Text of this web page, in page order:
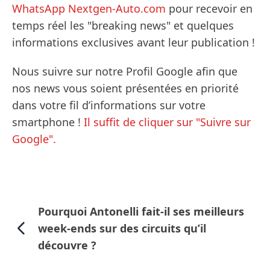
WhatsApp Nextgen-Auto.com pour recevoir en
temps réel les "breaking news" et quelques
informations exclusives avant leur publication !
Nous suivre sur notre Profil Google afin que
nos news vous soient présentées en priorité
dans votre fil d’informations sur votre
smartphone ! Il suffit de cliquer sur "Suivre sur
Google".
Pourquoi Antonelli fait-il ses meilleurs
week-ends sur des circuits qu’il
découvre ?